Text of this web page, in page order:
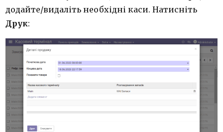
додайте/видаліть необхідні каси. Натисніть
Друк: